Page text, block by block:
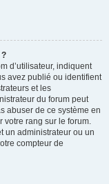
d’utilisateur, indiquent
avez publié ou identifient
et les
du forum peut
abuser de ce système en
votre rang sur le forum.
un administrateur ou un
compteur de